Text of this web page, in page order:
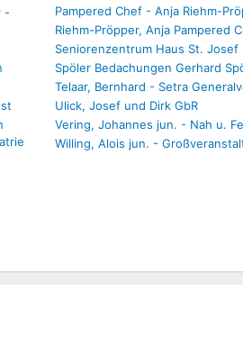
-
Pampered Chef - Anja Riehm-
Riehm-Pröpper, Anja Pampered
Seniorenzentrum Haus St. Josef
Spöler Bedachungen Gerhard
Telaar, Bernhard - Setra
Ulick, Josef und Dirk GbR
Vering, Johannes jun. - Nah u.
Willing, Alois jun. -